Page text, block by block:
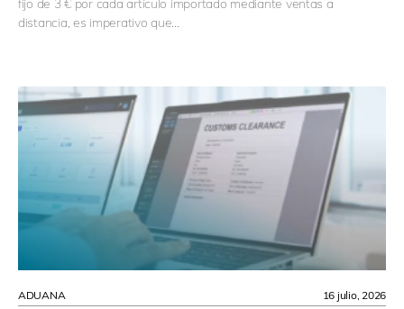
fijo de 3 € por cada artículo importado mediante ventas a
distancia, es imperativo que…
ADUANA 16 julio, 2026